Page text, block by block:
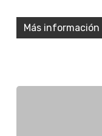
Más información